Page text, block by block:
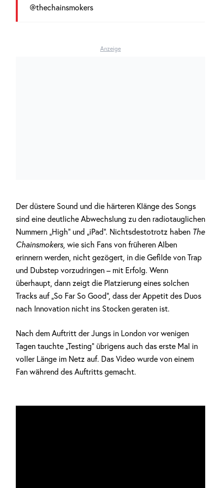
@thechainsmokers
Anzeige
Der düstere Sound und die härteren Klänge des Songs
sind eine deutliche Abwechslung zu den radiotauglichen
Nummern „High“ und „iPad“. Nichtsdestotrotz haben The
Chainsmokers, wie sich Fans von früheren Alben
erinnern werden, nicht gezögert, in die Gefilde von Trap
und Dubstep vorzudringen – mit Erfolg. Wenn
überhaupt, dann zeigt die Platzierung eines solchen
Tracks auf „So Far So Good“, dass der Appetit des Duos
nach Innovation nicht ins Stocken geraten ist.
Nach dem Auftritt der Jungs in London vor wenigen
Tagen tauchte „Testing“ übrigens auch das erste Mal in
voller Länge im Netz auf. Das Video wurde von einem
Fan während des Auftritts gemacht.